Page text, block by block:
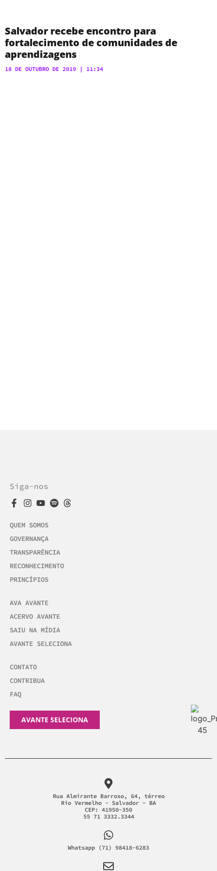
Salvador recebe encontro para
fortalecimento de comunidades de
aprendizagens
18 DE OUTUBRO DE 2019 11:34
Siga-nos
QUEM SOMOS
GOVERNANÇA
TRANSPARÊNCIA
RECONHECIMENTO
PRINCÍPIOS
AVA AVANTE
ACERVO AVANTE
SAIU NA MÍDIA
AVANTE SELECIONA
CONTATO
CONTRIBUA
FAQ
AVANTE SELECIONA
Rua Almirante Barroso, 64, térreo
Rio Vermelho - Salvador - BA
CEP: 41950-350
55 71 3332.3344
Whatsapp (71) 98418-6283